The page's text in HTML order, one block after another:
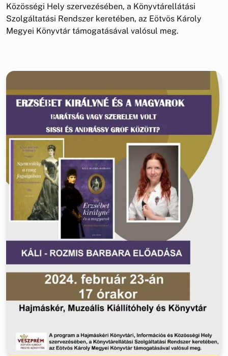
Közösségi Hely szervezésében, a Könyvtárellátási
Szolgáltatási Rendszer keretében, az Eötvös Károly
Megyei Könyvtár támogatásával valósul meg.